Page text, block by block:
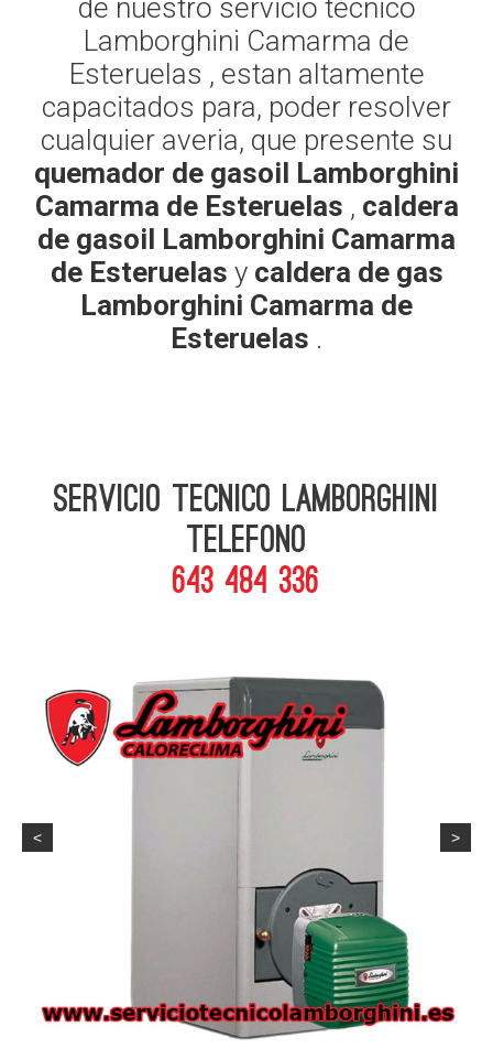
de nuestro servicio técnico
Lamborghini Camarma de
Esteruelas , estan altamente
capacitados para, poder resolver
cualquier averia, que presente su
quemador de gasoil Lamborghini
Camarma de Esteruelas , caldera
de gasoil Lamborghini Camarma
de Esteruelas y caldera de gas
Lamborghini Camarma de
Esteruelas .
Servicio Tecnico Lamborghini
telefono
643 484 336
< >